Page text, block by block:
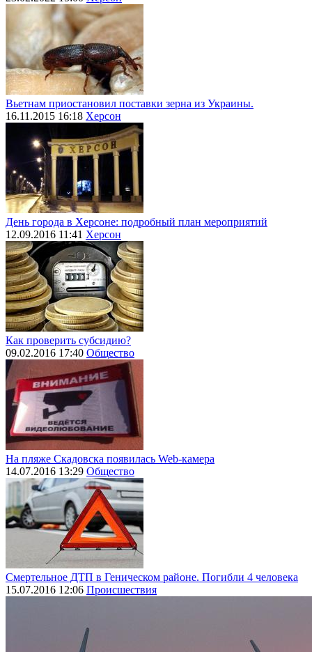
Вьетнам приостановил поставки зерна из Украины.
16.11.2015 16:18 Херсон
День города в Херсоне: подробный план мероприятий
12.09.2016 11:41 Херсон
Как проверить субсидию?
09.02.2016 17:40 Общество
На пляже Скадовска появилась Web-камера
14.07.2016 13:29 Общество
Смертельное ДТП в Геническом районе. Погибли 4 человека
15.07.2016 12:06 Происшествия